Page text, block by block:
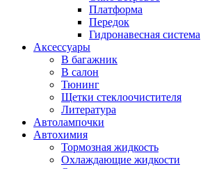
Платформа
Передок
Гидронавесная система
Аксессуары
В багажник
В салон
Тюнинг
Щетки стеклоочистителя
Литература
Автолампочки
Автохимия
Тормозная жидкость
Охлаждающие жидкости